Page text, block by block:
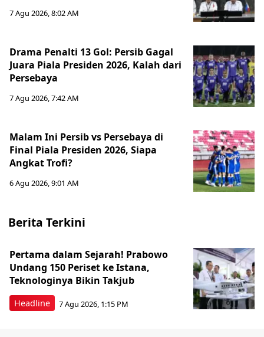
7 Agu 2026, 8:02 AM
Drama Penalti 13 Gol: Persib Gagal
Juara Piala Presiden 2026, Kalah dari
Persebaya
7 Agu 2026, 7:42 AM
Malam Ini Persib vs Persebaya di
Final Piala Presiden 2026, Siapa
Angkat Trofi?
6 Agu 2026, 9:01 AM
Berita Terkini
Headline
Pertama dalam Sejarah! Prabowo
Undang 150 Periset ke Istana,
Teknologinya Bikin Takjub
7 Agu 2026, 1:15 PM